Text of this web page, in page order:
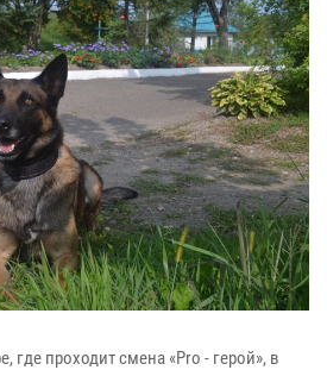
где проходит смена «Pro - герой», в